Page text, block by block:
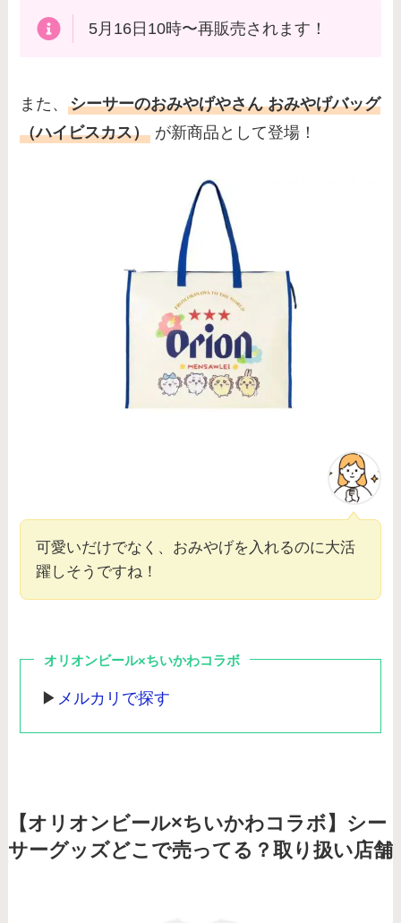
5月16日10時〜再販売されます！
また、シーサーのおみやげやさん おみやげバッグ
（ハイビスカス） が新商品として登場！
可愛いだけでなく、おみやげを入れるのに大活
躍しそうですね！
オリオンビール×ちいかわコラボ
▶︎ メルカリで探す
【オリオンビール×ちいかわコラボ】シー
サーグッズどこで売ってる？取り扱い店舗